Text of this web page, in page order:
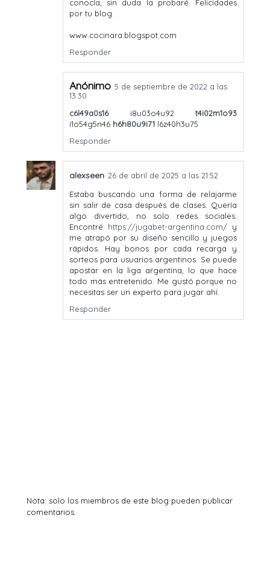
conocía, sin duda la probaré. Felicidades
por tu blog.
www.cocinara.blogspot.com
Responder
Anónimo 5 de septiembre de 2022 a las
13:30
c6l49a0s16 i8u03o4u92 t4i02m1o93
i1o54g5n46 h6h80u9i71 l6z40h3u75
Responder
alexseen 26 de abril de 2025 a las 21:52
Estaba buscando una forma de relajarme
sin salir de casa después de clases. Quería
algo divertido, no solo redes sociales.
Encontré https://jugabet-argentina.com/ y
me atrapó por su diseño sencillo y juegos
rápidos. Hay bonos por cada recarga y
sorteos para usuarios argentinos. Se puede
apostar en la liga argentina, lo que hace
todo más entretenido. Me gustó porque no
necesitas ser un experto para jugar ahí.
Responder
Nota: solo los miembros de este blog pueden publicar
comentarios.